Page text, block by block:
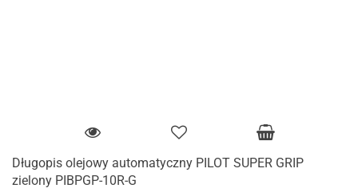
Długopis olejowy automatyczny PILOT SUPER GRIP
zielony PIBPGP-10R-G